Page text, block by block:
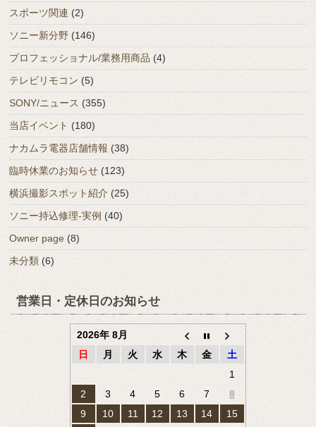
スポーツ関連 (2)
ソニー新分野 (146)
プロフェッショナル/業務用商品 (4)
テレビリモコン (5)
SONY/ニュース (355)
当店イベント (180)
ナカムラ電器店舗情報 (38)
臨時休業のお知らせ (123)
横浜撮影スポット紹介 (25)
ソニー持込修理-実例 (40)
Owner page (8)
未分類 (6)
営業日・定休日のお知らせ
2026年 8月
日
月 火 水 木 金
土
1
2
3 4 5 6 7
8
9
10 11 12 13 14
15